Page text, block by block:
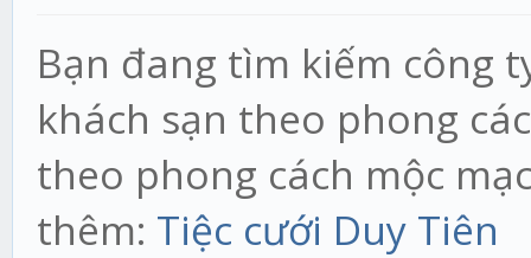
Bạn đang tìm kiếm công
khách sạn theo phong
theo phong cách mộc
thêm: Tiệc cưới Duy Tiên